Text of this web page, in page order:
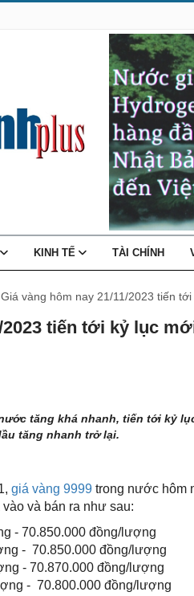
KINH TẾ TÀI CHÍNH
Giá vàng hôm nay 21/11/2023 tiến
2023 tiến tới kỷ lục
tăng khá nhanh, tiến tới kỷ
tăng nhanh trở lại.
giá vàng 9999 trong nước hôm
và bán ra như sau:
- 70.850.000 đồng/lượng
- 70.850.000 đồng/lượng
- 70.870.000 đồng/lượng
- 70.800.000 đồng/lượng